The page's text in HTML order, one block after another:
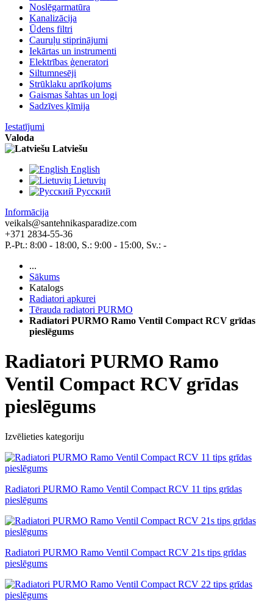
Noslēgarmatūra
Kanalizācija
Ūdens filtri
Cauruļu stiprinājumi
Iekārtas un instrumenti
Elektrības ģeneratori
Siltumnesēji
Strūklaku aprīkojums
Gaismas šahtas un logi
Sadzīves ķīmija
Iestatījumi
Valoda
Latviešu
English
Lietuvių
Pусский
Informācija
veikals@santehnikasparadize.com
+371 2834-55-36
P.-Pt.: 8:00 - 18:00, S.: 9:00 - 15:00, Sv.: -
...
Sākums
Katalogs
Radiatori apkurei
Tērauda radiatori PURMO
Radiatori PURMO Ramo Ventil Compact RCV grīdas
pieslēgums
Radiatori PURMO Ramo
Ventil Compact RCV grīdas
pieslēgums
Izvēlieties kategoriju
Radiatori PURMO Ramo Ventil Compact RCV 11 tips grīdas
pieslēgums
Radiatori PURMO Ramo Ventil Compact RCV 21s tips grīdas
pieslēgums